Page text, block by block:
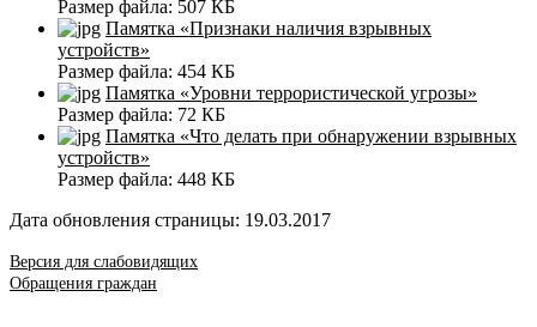
Размер файла: 507 КБ
Памятка «Признаки наличия взрывных
устройств»
Размер файла: 454 КБ
Памятка «Уровни террористической угрозы»
Размер файла: 72 КБ
Памятка «Что делать при обнаружении взрывных
устройств»
Размер файла: 448 КБ
Дата обновления страницы: 19.03.2017
Версия для слабовидящих
Обращения граждан